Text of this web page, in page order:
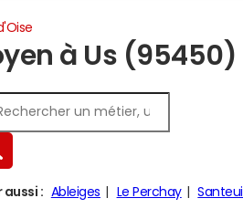
à Us (95450)
aussi : Ableiges Le Perchay Santeuil